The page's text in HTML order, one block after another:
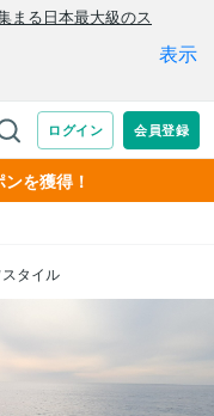
を獲得！
タイル